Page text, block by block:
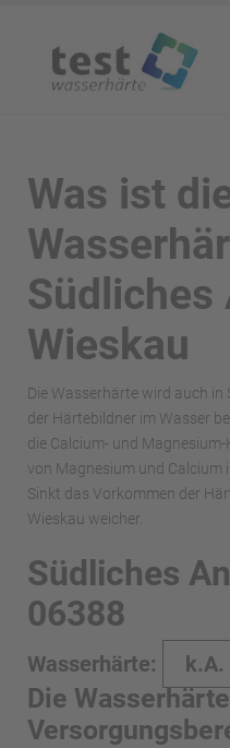
Was ist
Südliches
Wieskau
Die Wasserhärte wird auch
der Härtebildner im Wasser
die Calcium- und
von Magnesium und Calcium
Sinkt das Vorkommen der
Wieskau weicher.
Südliches
06388
Wasserhärte: k.A.
Die